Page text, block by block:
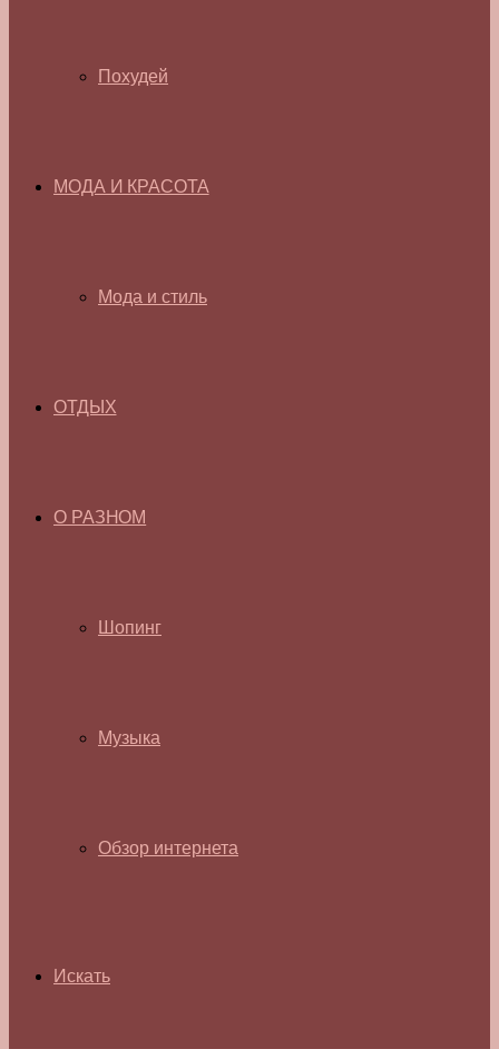
Похудей
МОДА И КРАСОТА
Мода и стиль
ОТДЫХ
О РАЗНОМ
Шопинг
Музыка
Обзор интернета
Искать